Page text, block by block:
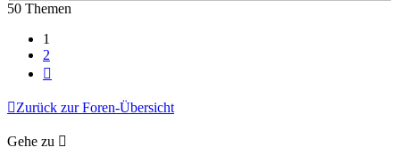
50 Themen
1
2
Zurück zur Foren-Übersicht
Gehe zu